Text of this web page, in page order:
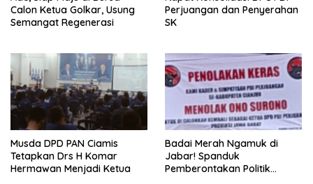
Calon Ketua Golkar, Usung
Semangat Regenerasi
Perjuangan dan Penyerahan
Musda DPD PAN Ciamis
Tetapkan Drs H Komar
Hermawan Menjadi Ketua
Badai Merah Ngamuk di
Jabar! Spanduk
Pemberontakan Politik